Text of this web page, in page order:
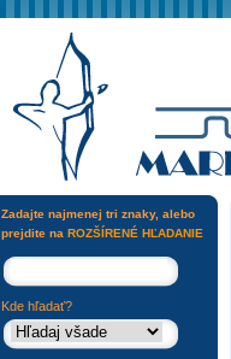
Zadajte najmenej tri znaky, alebo
prejdite na ROZŠÍRENÉ HĽADANIE
Kde hľadať?